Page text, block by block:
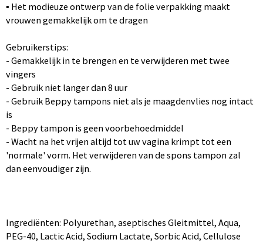
▪ Het modieuze ontwerp van de folie verpakking maakt
vrouwen gemakkelijk om te dragen
Gebruikerstips:
- Gemakkelijk in te brengen en te verwijderen met twee
vingers
- Gebruik niet langer dan 8 uur
- Gebruik Beppy tampons niet als je maagdenvlies nog intact
is
- Beppy tampon is geen voorbehoedmiddel
- Wacht na het vrijen altijd tot uw vagina krimpt tot een
'normale' vorm. Het verwijderen van de spons tampon zal
dan eenvoudiger zijn.
Ingrediënten: Polyurethan, aseptisches Gleitmittel, Aqua,
PEG-40, Lactic Acid, Sodium Lactate, Sorbic Acid, Cellulose